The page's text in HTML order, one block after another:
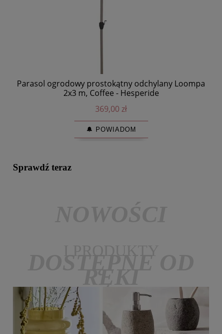
Parasol ogrodowy prostokątny odchylany Loompa
2x3 m, Coffee - Hesperide
369,00 zł
🔔 POWIADOM
Sprawdź teraz